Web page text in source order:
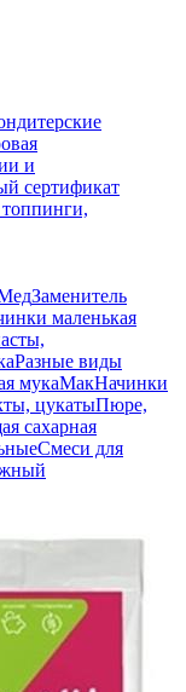
и
сертификат
Заменитель
маленькая
Разные виды
мукаМакНачинки
цукатыПюре,
сахарная
Смеси для